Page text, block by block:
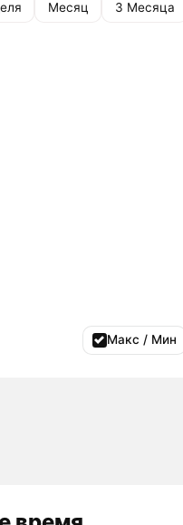
Месяц 3 Месяца
Макс / Мин